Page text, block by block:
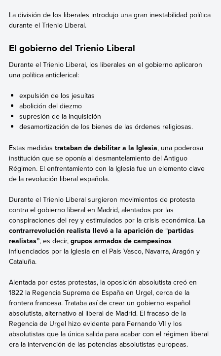
La división de los liberales introdujo una gran inestabilidad política
durante el Trienio Liberal.
El gobierno del Trienio Liberal
Durante el Trienio Liberal, los liberales en el gobierno aplicaron
una política anticlerical:
expulsión de los jesuítas
abolición del diezmo
supresión de la Inquisición
desamortización de los bienes de las órdenes religiosas.
Estas medidas trataban de debilitar a la Iglesia, una poderosa
institución que se oponía al desmantelamiento del Antiguo
Régimen. El enfrentamiento con la Iglesia fue un elemento clave
de la revolución liberal española.
Durante el Trienio Liberal surgieron movimientos de protesta
contra el gobierno liberal en Madrid, alentados por las
conspiraciones del rey y estimulados por la crisis económica. La
contrarrevolución realista llevó a la aparición de “partidas
realistas”, es decir, grupos armados de campesinos
influenciados por la Iglesia en el País Vasco, Navarra, Aragón y
Cataluña.
Alentada por estas protestas, la oposición absolutista creó en
1822 la Regencia Suprema de España en Urgel, cerca de la
frontera francesa. Trataba así de crear un gobierno español
absolutista, alternativo al liberal de Madrid. El fracaso de la
Regencia de Urgel hizo evidente para Fernando VII y los
absolutistas que la única salida para acabar con el régimen liberal
era la intervención de las potencias absolutistas europeas.